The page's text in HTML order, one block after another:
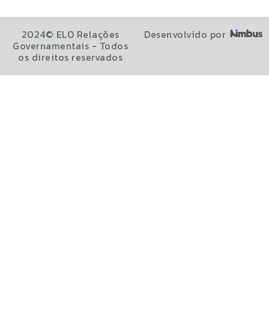
2024© ELO Relações
Governamentais - Todos
os direitos reservados
Desenvolvido por